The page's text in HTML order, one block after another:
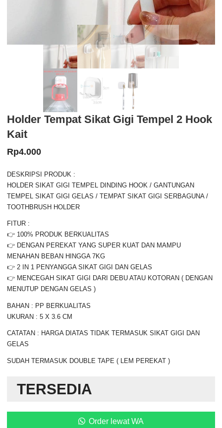
Holder Tempat Sikat Gigi Tempel 2 Hook
Kait
Rp4.000
DESKRIPSI PRODUK :
HOLDER SIKAT GIGI TEMPEL DINDING HOOK / GANTUNGAN
TEMPEL SIKAT GIGI GELAS / TEMPAT SIKAT GIGI SERBAGUNA /
TOOTHBRUSH HOLDER
FITUR :
👉 100% PRODUK BERKUALITAS
👉 DENGAN PEREKAT YANG SUPER KUAT DAN MAMPU
MENAHAN BEBAN HINGGA 7KG
👉 2 IN 1 PENYANGGA SIKAT GIGI DAN GELAS
👉 MENCEGAH SIKAT GIGI DARI DEBU ATAU KOTORAN ( DENGAN
MENUTUP DENGAN GELAS )
BAHAN : PP BERKUALITAS
UKURAN : 5 X 3.6 CM
CATATAN : HARGA DIATAS TIDAK TERMASUK SIKAT GIGI DAN
GELAS
SUDAH TERMASUK DOUBLE TAPE ( LEM PEREKAT )
TERSEDIA
Order lewat WA